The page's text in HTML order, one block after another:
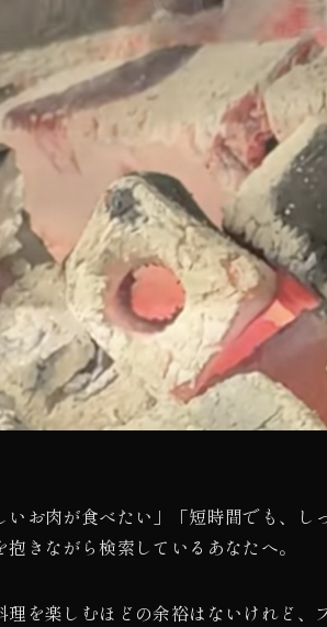
いお肉が食べたい」「短時間でも、
きながら検索しているあなたへ。
理を楽しむほどの余裕はないけれど